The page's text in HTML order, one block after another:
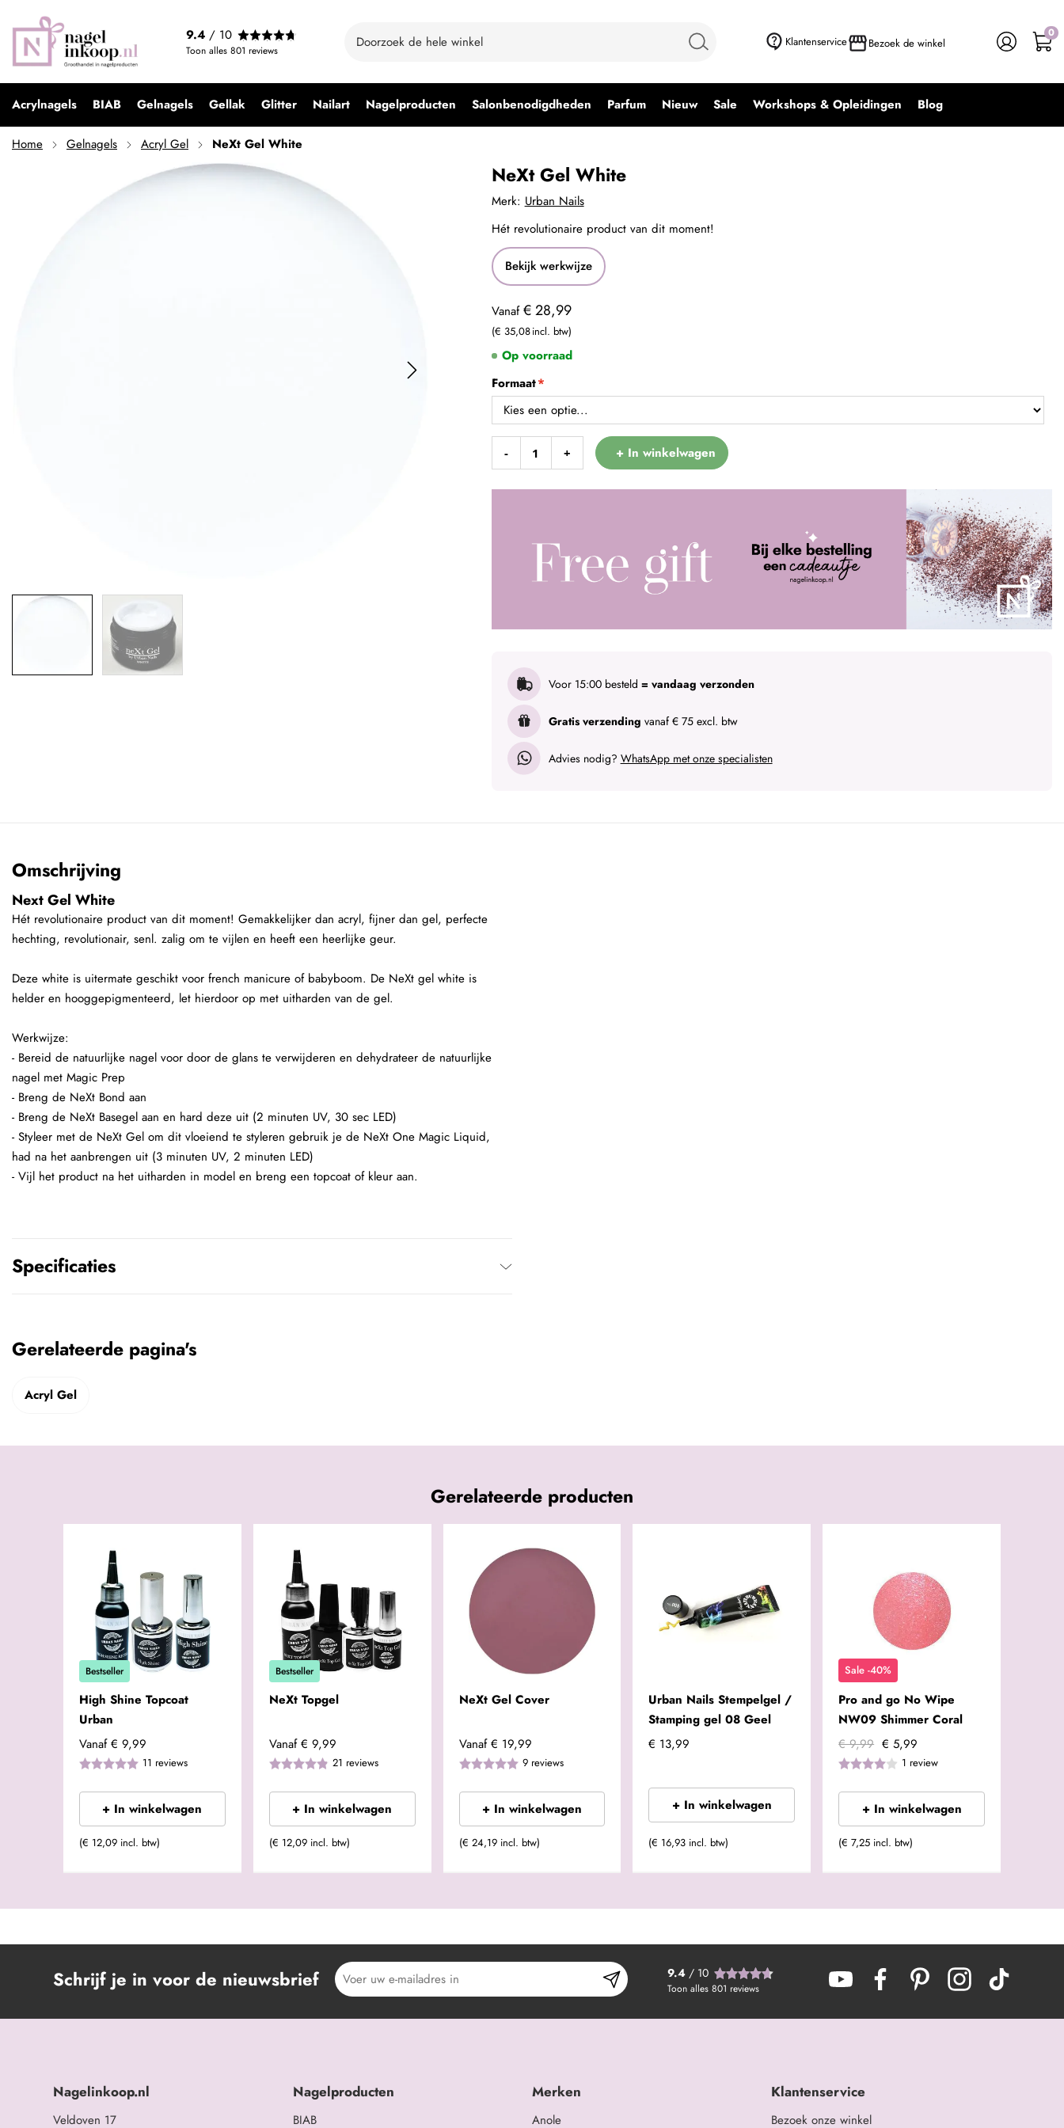
Klantenservice Bezoek de winkel
9.4 / 10
Toon alles 801 reviews
0
Acrylnagels BIAB Gelnagels Gellak Glitter Nailart Nagelproducten Salonbenodigdheden Parfum Nieuw Sale Workshops & Opleidingen Blog
Home Gelnagels Acryl Gel NeXt Gel White
NeXt Gel White
Bekijk werkwijze
Vanaf € 28,99
€ 35,08
Formaat
- + + In winkelwagen
Merk: Urban Nails
Voor 15:00 besteld = vandaag verzonden
Gratis verzending vanaf € 75 excl. btw
Advies nodig? WhatsApp met onze specialisten
Op voorraad
Hét revolutionaire product van dit moment!
Omschrijving
Next Gel White
Hét revolutionaire product van dit moment! Gemakkelijker dan acryl, fijner dan gel, perfecte
hechting, revolutionair, senl. zalig om te vijlen en heeft een heerlijke geur.
Deze white is uitermate geschikt voor french manicure of babyboom. De NeXt gel white is
helder en hooggepigmenteerd, let hierdoor op met uitharden van de gel.
Werkwijze:
- Bereid de natuurlijke nagel voor door de glans te verwijderen en dehydrateer de natuurlijke
nagel met Magic Prep
- Breng de NeXt Bond aan
- Breng de NeXt Basegel aan en hard deze uit (2 minuten UV, 30 sec LED)
- Styleer met de NeXt Gel om dit vloeiend te styleren gebruik je de NeXt One Magic Liquid,
had na het aanbrengen uit (3 minuten UV, 2 minuten LED)
- Vijl het product na het uitharden in model en breng een topcoat of kleur aan.
Specificaties
Gerelateerde pagina's
Acryl Gel
Gerelateerde producten
Bestseller
High Shine Topcoat
Urban
Vanaf € 9,99
11 reviews
+ In winkelwagen
(€ 12,09 incl. btw)
Bestseller
NeXt Topgel
Vanaf € 9,99
21 reviews
+ In winkelwagen
(€ 12,09 incl. btw)
NeXt Gel Cover
Vanaf € 19,99
9 reviews
+ In winkelwagen
(€ 24,19 incl. btw)
Urban Nails Stempelgel /
Stamping gel 08 Geel
€ 13,99
+ In winkelwagen
(€ 16,93 incl. btw)
Sale -40%
Pro and go No Wipe
NW09 Shimmer Coral
€ 9,99 € 5,99
1 review
+ In winkelwagen
(€ 7,25 incl. btw)
Schrijf je in voor de nieuwsbrief 9.4/ 10
Toon alles 801 reviews
Nagelinkoop.nl
Veldoven 17
Nagelproducten
BIAB
Merken
Anole
Klantenservice
Bezoek onze winkel